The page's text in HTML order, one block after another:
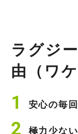
ラグジ
由（ワケ
安心の毎
極力少な